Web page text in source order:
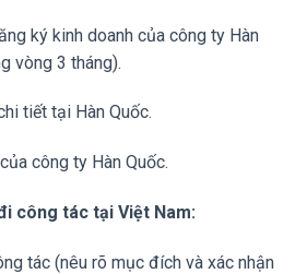
ký kinh doanh của công ty Hàn
vòng 3 tháng).
tiết tại Hàn Quốc.
công ty Hàn Quốc.
công tác tại Việt Nam:
tác (nêu rõ mục đích và xác nhận